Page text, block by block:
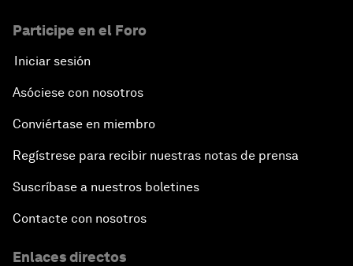
Participe en el Foro
Iniciar sesión
Asóciese con nosotros
Conviértase en miembro
Regístrese para recibir nuestras notas de prensa
Suscríbase a nuestros boletines
Contacte con nosotros
Enlaces directos